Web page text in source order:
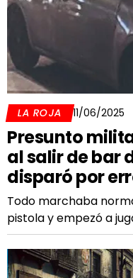
LA ROJA 11/06/2025
Presunto
al salir de bar
disparó por
Todo marchaba
pistola y empezó a